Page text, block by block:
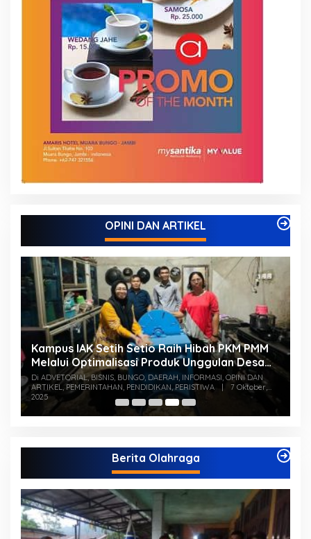
OPINI DAN ARTIKEL
Kampus IAK Setih Setio Raih Hibah PKM PMM
Melalui Optimalisasi Produk Unggulan Desa
Berbasis Digital di Desa Suka Jaya
Di ADVETORIAL, BISNIS, BUNGO, DAERAH, INFORMASI, OPINI DAN
ARTIKEL, PEMERINTAHAN, PENDIDIKAN, PERISTIWA
7 Oktober,
2025
Berita Olahraga